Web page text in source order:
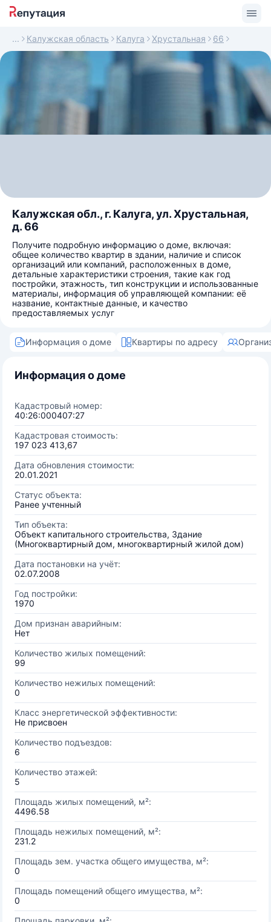
Калужская область Калуга Хрустальная 66
Калужская обл., г. Калуга, ул. Хрустальная,
д. 66
Получите подробную информацию о доме, включая:
общее количество квартир в здании, наличие и список
организаций или компаний, расположенных в доме,
детальные характеристики строения, такие как год
постройки, этажность, тип конструкции и использованные
материалы, информация об управляющей компании: её
название, контактные данные, и качество
предоставляемых услуг
Информация о доме Квартиры по адресу
Информация о доме
Кадастровый номер:
40:26:000407:27
Кадастровая стоимость:
197 023 413,67
Дата обновления стоимости:
20.01.2021
Статус объекта:
Ранее учтенный
Тип объекта:
Объект капитального строительства, Здание
(Многоквартирный дом, многоквартирный жилой дом)
Дата постановки на учёт:
02.07.2008
Год постройки:
1970
Дом признан аварийным:
Нет
Количество жилых помещений:
99
Количество нежилых помещений:
0
Класс энергетической эффективности:
Не присвоен
Количество подъездов:
6
Количество этажей:
5
Площадь жилых помещений, м²:
4496.58
Площадь нежилых помещений, м²:
231.2
Площадь зем. участка общего имущества, м²:
0
Площадь помещений общего имущества, м²:
0